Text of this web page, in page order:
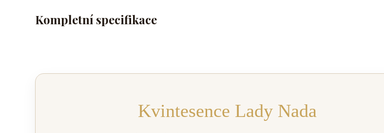
Kompletní specifikace
Kvintesence Lady Nada